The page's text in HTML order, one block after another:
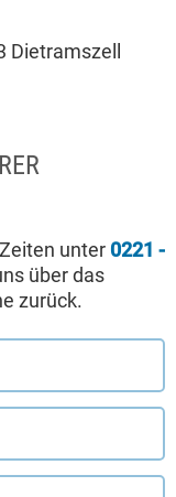
Dietramszell
unter 0221 -
über das
zurück.